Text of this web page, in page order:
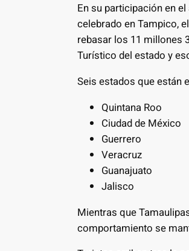
En su participación en
celebrado en Tampico,
rebasar los 11 millones
Turístico del estado y
Seis estados que están
Quintana Roo
Ciudad de México
Guerrero
Veracruz
Guanajuato
Jalisco
Mientras que
comportamiento se